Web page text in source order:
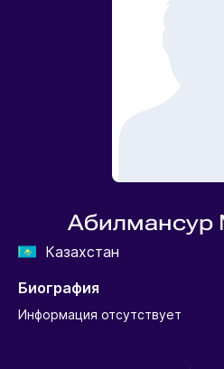
Абилмансур
Казахстан
Биография
Информация отсутствует